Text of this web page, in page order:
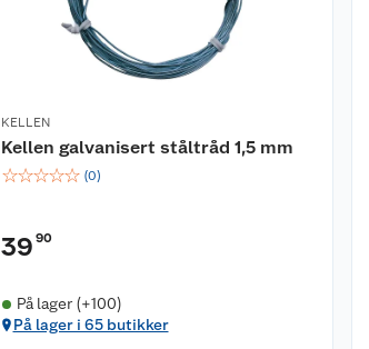
KELLEN
Kellen galvanisert ståltråd 1,5 mm
☆☆☆☆☆ (0)
39 90
På lager (+100)
På lager i 65 butikker